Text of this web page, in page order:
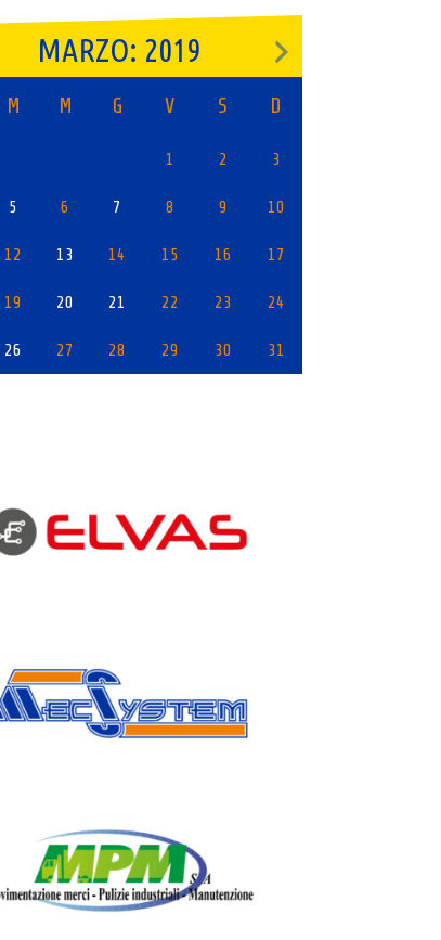
MARZO: 2019
M M G V S D
1 2 3
5 6 7 8 9 10
12 13 14 15 16 17
19 20 21 22 23 24
26 27 28 29 30 31